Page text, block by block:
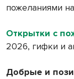
пожеланиями
Открытки с
2026, гифки и
Добрые и